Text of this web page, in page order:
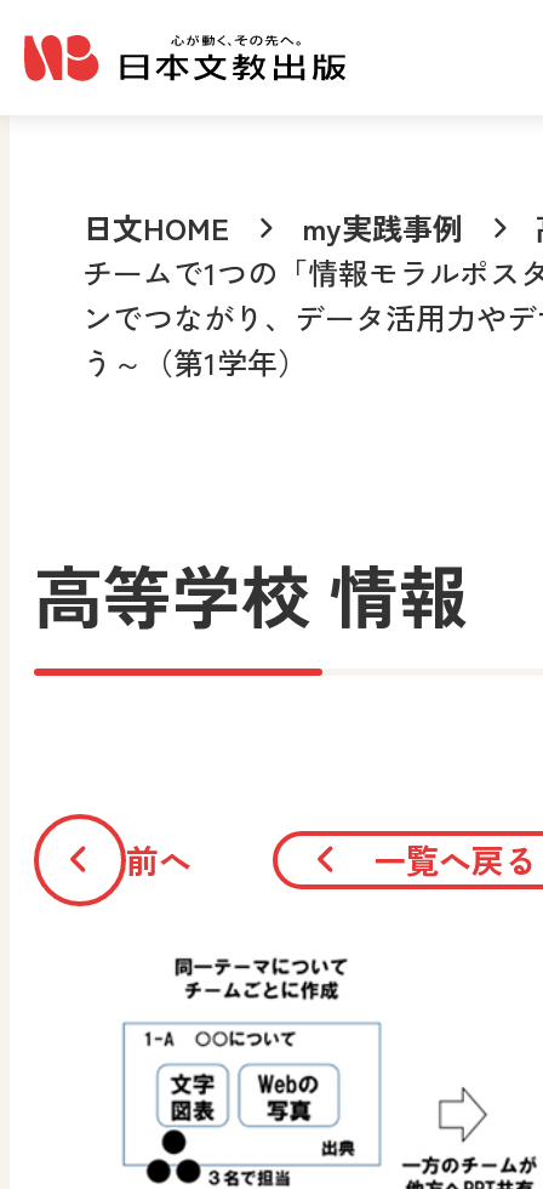
日文HOME my実践事例
チームで1つの「情報モラルポ
ンでつながり、データ活用力や
う～（第1学年）
高等学校 情報
前へ 一覧へ戻る